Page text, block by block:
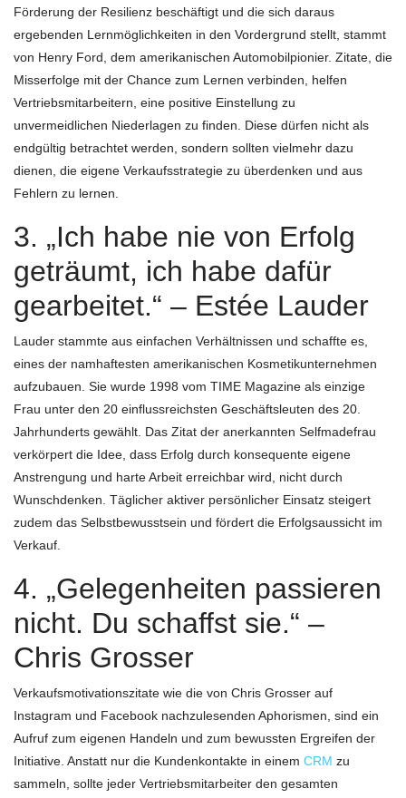
Förderung der Resilienz beschäftigt und die sich daraus
ergebenden Lernmöglichkeiten in den Vordergrund stellt, stammt
von Henry Ford, dem amerikanischen Automobilpionier. Zitate, die
Misserfolge mit der Chance zum Lernen verbinden, helfen
Vertriebsmitarbeitern, eine positive Einstellung zu
unvermeidlichen Niederlagen zu finden. Diese dürfen nicht als
endgültig betrachtet werden, sondern sollten vielmehr dazu
dienen, die eigene Verkaufsstrategie zu überdenken und aus
Fehlern zu lernen.
3. „Ich habe nie von Erfolg
geträumt, ich habe dafür
gearbeitet.“ – Estée Lauder
Lauder stammte aus einfachen Verhältnissen und schaffte es,
eines der namhaftesten amerikanischen Kosmetikunternehmen
aufzubauen. Sie wurde 1998 vom TIME Magazine als einzige
Frau unter den 20 einflussreichsten Geschäftsleuten des 20.
Jahrhunderts gewählt. Das Zitat der anerkannten Selfmadefrau
verkörpert die Idee, dass Erfolg durch konsequente eigene
Anstrengung und harte Arbeit erreichbar wird, nicht durch
Wunschdenken. Täglicher aktiver persönlicher Einsatz steigert
zudem das Selbstbewusstsein und fördert die Erfolgsaussicht im
Verkauf.
4. „Gelegenheiten passieren
nicht. Du schaffst sie.“ –
Chris Grosser
Verkaufsmotivationszitate wie die von Chris Grosser auf
Instagram und Facebook nachzulesenden Aphorismen, sind ein
Aufruf zum eigenen Handeln und zum bewussten Ergreifen der
Initiative. Anstatt nur die Kundenkontakte in einem CRM zu
sammeln, sollte jeder Vertriebsmitarbeiter den gesamten